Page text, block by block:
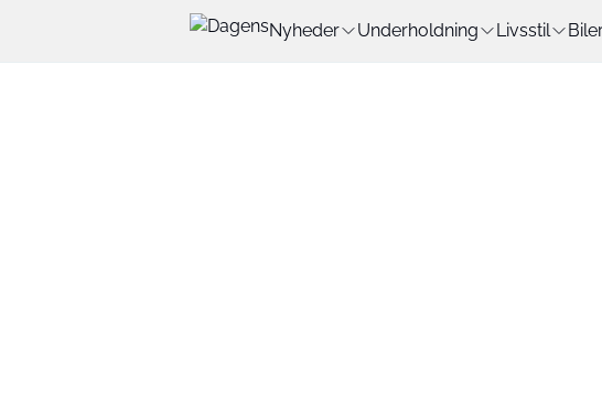
Nyheder Underholdning Livsstil